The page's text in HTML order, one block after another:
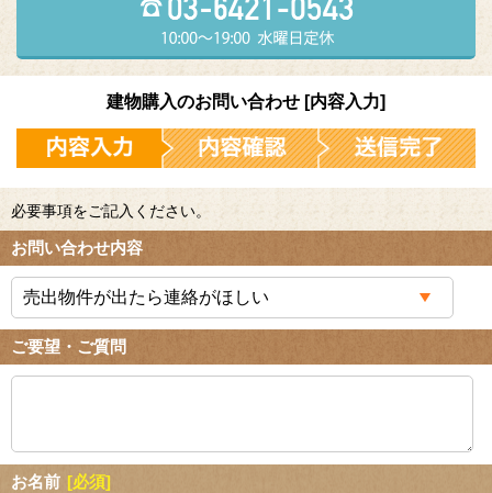
建物購入のお問い合わせ [内容入力]
必要事項をご記入ください。
お問い合わせ内容
ご要望・ご質問
お名前 [必須]